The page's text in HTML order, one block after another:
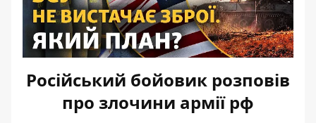
Російський бойовик розповів
про злочини армії рф